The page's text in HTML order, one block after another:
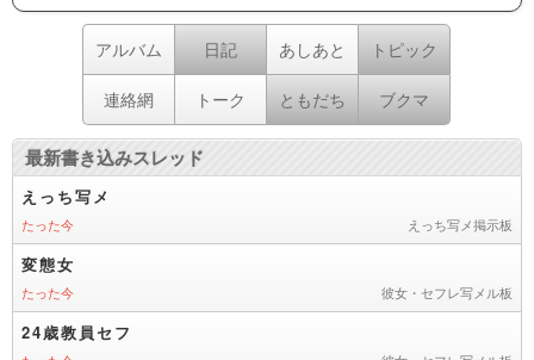
アルバム 日記 あしあと トピック
連絡網 トーク ともだち ブクマ